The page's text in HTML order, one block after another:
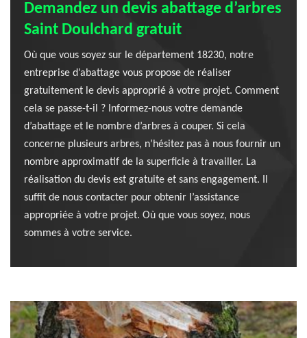
Demandez un devis abattage d’arbres
Saint Doulchard gratuit
Où que vous soyez sur le département 18230, notre
entreprise d’abattage vous propose de réaliser
gratuitement le devis approprié à votre projet. Comment
cela se passe-t-il ? Informez-nous votre demande
d’abattage et le nombre d’arbres à couper. Si cela
concerne plusieurs arbres, n’hésitez pas à nous fournir un
nombre approximatif de la superficie à travailler. La
réalisation du devis est gratuite et sans engagement. Il
suffit de nous contacter pour obtenir l’assistance
appropriée à votre projet. Où que vous soyez, nous
sommes à votre service.